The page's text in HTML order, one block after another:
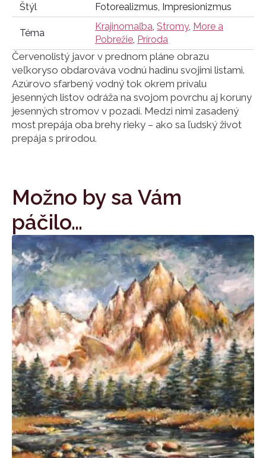
Štýl
Fotorealizmus, Impresionizmus
Téma
Krajinomaľba Stromy, More a
Pobrežie Príroda
Červenolistý javor v prednom pláne obrazu
veľkoryso obdarováva vodnú hadinu svojimi listami.
Azúrovo sfarbený vodný tok okrem prívalu
jesenných listov odráža na svojom povrchu aj koruny
jesenných stromov v pozadí. Medzi nimi zasadený
most prepája oba brehy rieky – ako sa ľudský život
prepája s prírodou.
Možno by sa Vám
páčilo…